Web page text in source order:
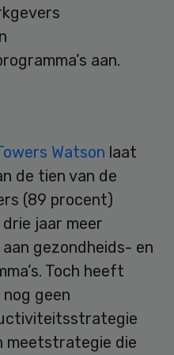
aan.
Watson laat
de tien van de
(89 procent)
jaar meer
gezondheids- en
Toch heeft
geen
meetstrategie die